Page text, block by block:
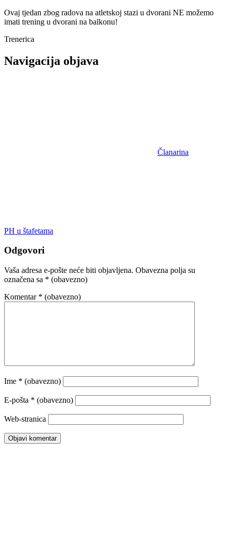
Ovaj tjedan zbog radova na atletskoj stazi u dvorani NE možemo
imati trening u dvorani na balkonu!
Trenerica
Navigacija objava
Članarina
PH u štafetama
Odgovori
Vaša adresa e-pošte neće biti objavljena. Obavezna polja su
označena sa * (obavezno)
Komentar * (obavezno)
Ime * (obavezno)
E-pošta * (obavezno)
Web-stranica